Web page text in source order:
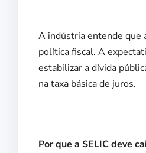
A indústria entende que
política fiscal. A
estabilizar a dívida
na taxa básica de juros.
Por que a SELIC deve